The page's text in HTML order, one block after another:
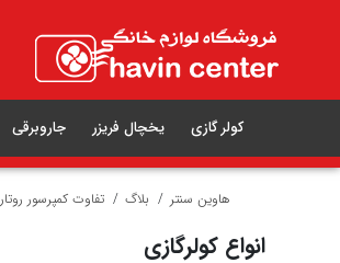
کولر گازی یخچال فریزر جاروبرقی
هاوین سنتر بلاگ تفاوت کمپرسور
انواع کولرگازی